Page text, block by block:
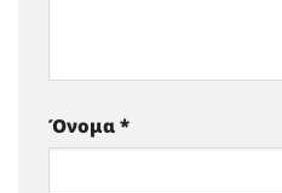
Όνομα *